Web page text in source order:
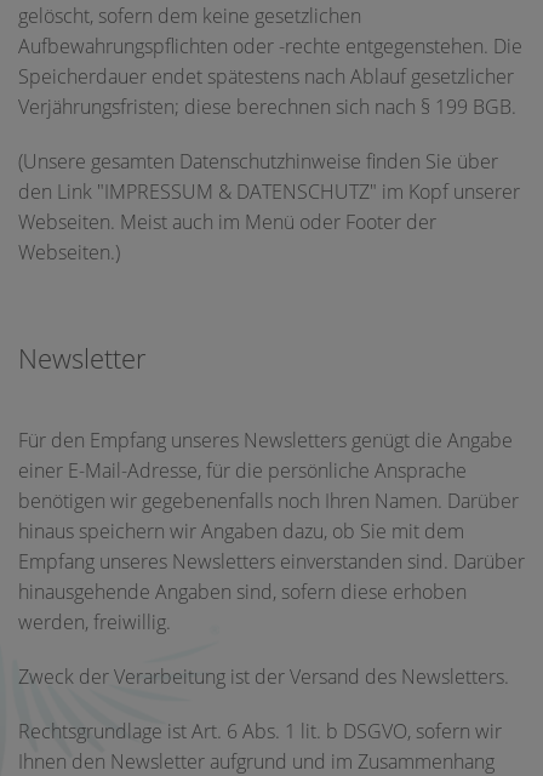
gelöscht, sofern dem keine gesetzlichen
Aufbewahrungspflichten oder -rechte entgegenstehen. Die
Speicherdauer endet spätestens nach Ablauf gesetzlicher
Verjährungsfristen; diese berechnen sich nach § 199 BGB.
(Unsere gesamten Datenschutzhinweise finden Sie über
den Link "IMPRESSUM & DATENSCHUTZ" im Kopf unserer
Webseiten. Meist auch im Menü oder Footer der
Webseiten.)
Newsletter
Für den Empfang unseres Newsletters genügt die Angabe
einer E-Mail-Adresse, für die persönliche Ansprache
benötigen wir gegebenenfalls noch Ihren Namen. Darüber
hinaus speichern wir Angaben dazu, ob Sie mit dem
Empfang unseres Newsletters einverstanden sind. Darüber
hinausgehende Angaben sind, sofern diese erhoben
werden, freiwillig.
Zweck der Verarbeitung ist der Versand des Newsletters.
Rechtsgrundlage ist Art. 6 Abs. 1 lit. b DSGVO, sofern wir
Ihnen den Newsletter aufgrund und im Zusammenhang